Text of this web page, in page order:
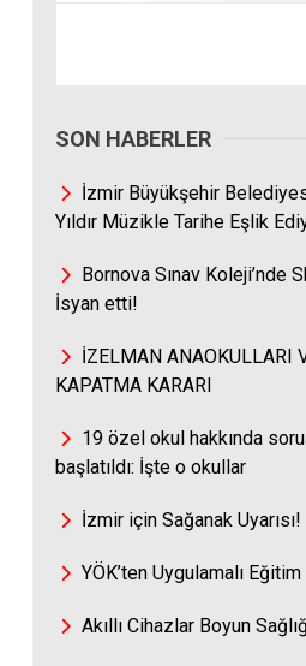
SON HABERLER
İzmir Büyükşehir
Yıldır Müzikle Tarihe Eşlik
Bornova Sınav Koleji’nde
İsyan etti!
İZELMAN ANAOKULLARI
KAPATMA KARARI
19 özel okul hakkında
başlatıldı: İşte o okullar
İzmir için Sağanak Uyarısı!
YÖK’ten Uygulamalı
Akıllı Cihazlar Boyun